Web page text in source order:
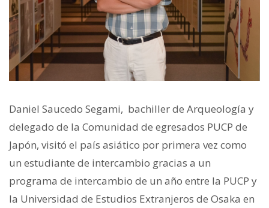
Daniel Saucedo Segami, bachiller de Arqueología y
delegado de la Comunidad de egresados PUCP de
Japón, visitó el país asiático por primera vez como
un estudiante de intercambio gracias a un
programa de intercambio de un año entre la PUCP y
la Universidad de Estudios Extranjeros de Osaka en